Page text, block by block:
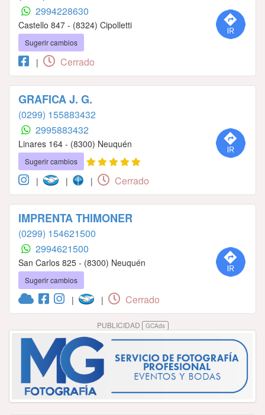
2994228630
Castello 847 - (8324) Cipolletti
Sugerir cambios
| Cerrado
GRAFICA J. G.
(0299) 155883432
2995883432
Linares 164 - (8300) Neuquén
Sugerir cambios
| | | Cerrado
IMPRENTA THIMONER
(0299) 154621500
2994621500
San Carlos 825 - (8300) Neuquén
Sugerir cambios
| | Cerrado
PUBLICIDAD GCAds